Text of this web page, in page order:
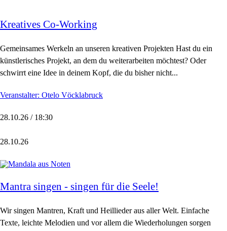
Kreatives Co-Working
Gemeinsames Werkeln an unseren kreativen Projekten Hast du ein
künstlerisches Projekt, an dem du weiterarbeiten möchtest? Oder
schwirrt eine Idee in deinem Kopf, die du bisher nicht...
Veranstalter: Otelo Vöcklabruck
28.10.26 / 18:30
28.10.26
Mantra singen - singen für die Seele!
Wir singen Mantren, Kraft und Heillieder aus aller Welt. Einfache
Texte, leichte Melodien und vor allem die Wiederholungen sorgen